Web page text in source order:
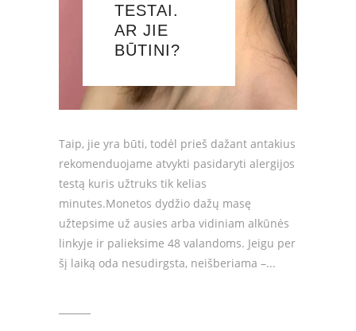
TESTAI.
AR JIE
BŪTINI?
Taip, jie yra būti, todėl prieš dažant antakius
rekomenduojame atvykti pasidaryti alergijos
testą kuris užtruks tik kelias
minutes.Monetos dydžio dažų masę
užtepsime už ausies arba vidiniam alkūnės
linkyje ir palieksime 48 valandoms. Jeigu per
šį laiką oda nesudirgsta, neišberiama –